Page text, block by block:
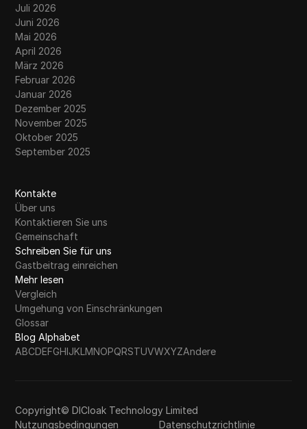
Juli 2026
Juni 2026
Mai 2026
April 2026
März 2026
Februar 2026
Januar 2026
Dezember 2025
November 2025
Oktober 2025
September 2025
Kontakte
Über uns
Kontaktieren Sie uns
Gemeinschaft
Schreiben Sie für uns
Gastbeitrag einreichen
Mehr lesen
Vergleich
Umgehung von Einschränkungen
Glossar
Blog Alphabet
ABCDEFGHIJKLMNOPQRSTUVWXYZAndere
Copyright© DICloak Technology Limited
Nutzungsbedingungen
Datenschutzrichtlinie